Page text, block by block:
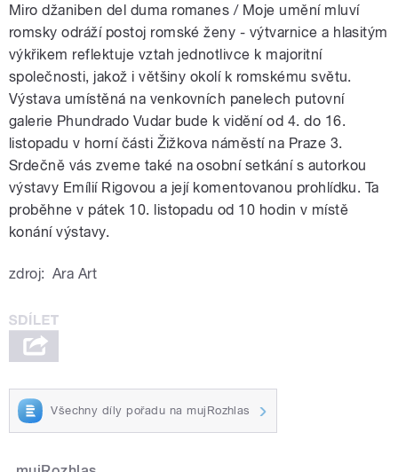
Miro džaniben del duma romanes / Moje umění mluví
romsky odráží postoj romské ženy - výtvarnice a hlasitým
výkřikem reflektuje vztah jednotlivce k majoritní
společnosti, jakož i většiny okolí k romskému světu.
Výstava umístěná na venkovních panelech putovní
galerie Phundrado Vudar bude k vidění od 4. do 16.
listopadu v horní části Žižkova náměstí na Praze 3.
Srdečně vás zveme také na osobní setkání s autorkou
výstavy Emílií Rigovou a její komentovanou prohlídku. Ta
proběhne v pátek 10. listopadu od 10 hodin v místě
konání výstavy.
zdroj: Ara Art
Všechny díly pořadu na mujRozhlas